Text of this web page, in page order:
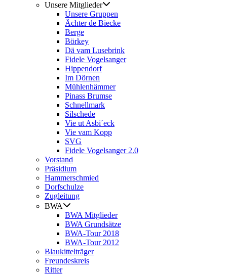
Unsere Mitglieder
Unsere Gruppen
Ächter de Biecke
Berge
Börkey
Dä vam Lusebrink
Fidele Vogelsanger
Hippendorf
Im Dörnen
Mühlenhämmer
Pinass Brumse
Schnellmark
Silschede
Vie ut Asbi´eck
Vie vam Kopp
SVG
Fidele Vogelsanger 2.0
Vorstand
Präsidium
Hammerschmied
Dorfschulze
Zugleitung
BWA
BWA Mitglieder
BWA Grundsätze
BWA-Tour 2018
BWA-Tour 2012
Blaukittelträger
Freundeskreis
Ritter